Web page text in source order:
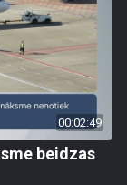
00:02:49
beidzas